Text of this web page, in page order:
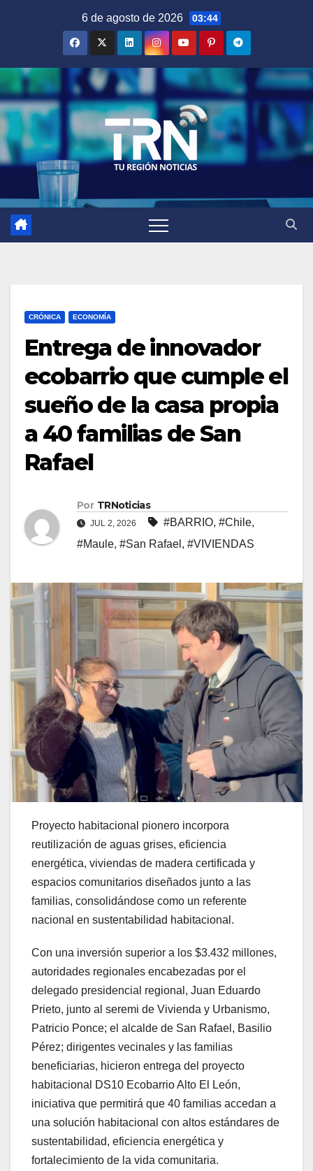
6 de agosto de 2026 03:44
CRÓNICA ECONOMÍA
Entrega de innovador
ecobarrio que cumple el
sueño de la casa propia
a 40 familias de San
Rafael
Por TRNoticias
JUL 2, 2026 #BARRIO, #Chile,
#Maule, #San Rafael , #VIVIENDAS
Proyecto habitacional pionero incorpora
reutilización de aguas grises, eficiencia
energética, viviendas de madera certificada y
espacios comunitarios diseñados junto a las
familias, consolidándose como un referente
nacional en sustentabilidad habitacional.
Con una inversión superior a los $3.432 millones,
autoridades regionales encabezadas por el
delegado presidencial regional, Juan Eduardo
Prieto, junto al seremi de Vivienda y Urbanismo,
Patricio Ponce; el alcalde de San Rafael, Basilio
Pérez; dirigentes vecinales y las familias
beneficiarias, hicieron entrega del proyecto
habitacional DS10 Ecobarrio Alto El León,
iniciativa que permitirá que 40 familias accedan a
una solución habitacional con altos estándares de
sustentabilidad, eficiencia energética y
fortalecimiento de la vida comunitaria.